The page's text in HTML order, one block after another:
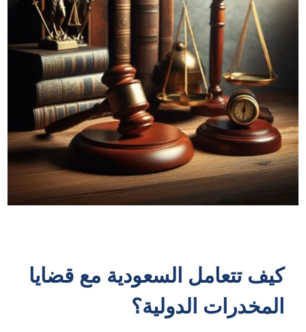
كيف تتعامل السعودية مع قضايا
المخدرات الدولية؟